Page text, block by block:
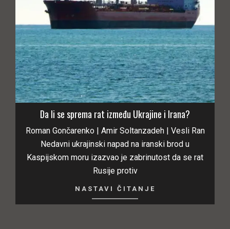
Da li se sprema rat između Ukrajine i Irana?
Roman Gončarenko | Amir Soltanzadeh | Vesli Ran
Nedavni ukrajinski napad na iranski brod u
Kaspijskom moru izazvao je zabrinutost da se rat
Rusije protiv
NASTAVI ČITANJE